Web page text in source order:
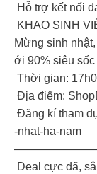
Hỗ trợ kết nối
KHAO SINH
Mừng sinh
ới 90% siêu
Thời gian:
Địa điểm:
Đăng kí tham
-nhat-ha-nam
Deal cực đã,